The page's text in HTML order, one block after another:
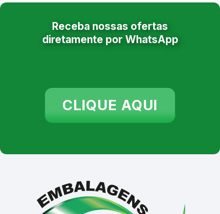
Receba nossas ofertas
diretamente por WhatsApp
CLIQUE AQUI